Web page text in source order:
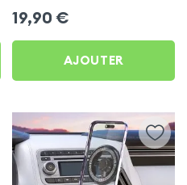
Carbone pour Huawei
Pura 70 Pro
19,90 €
AJOUTER